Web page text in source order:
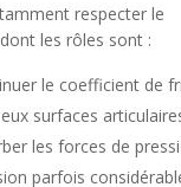
respecter le
les rôles sont :
le coefficient de
surfaces
les forces de
parfois